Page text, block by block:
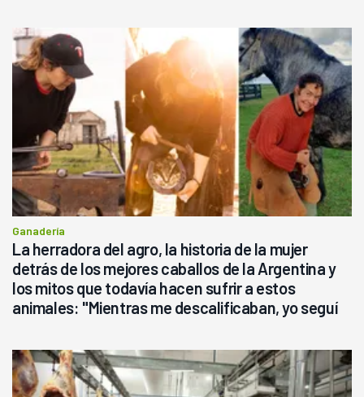
Ganadería
La herradora del agro, la historia de la mujer
detrás de los mejores caballos de la Argentina y
los mitos que todavía hacen sufrir a estos
animales: "Mientras me descalificaban, yo seguí